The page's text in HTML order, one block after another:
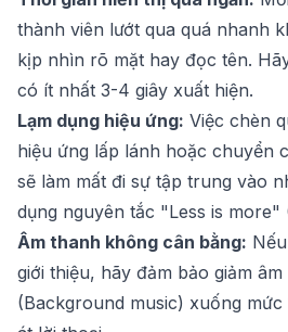
thành viên lướt qua quá nhanh
kịp nhìn rõ mặt hay đọc tên.
có ít nhất 3-4 giây xuất hiện.
Lạm dụng hiệu ứng: Việc chèn
hiệu ứng lấp lánh hoặc chuyển
sẽ làm mất đi sự tập trung vào
dụng nguyên tắc "Less is more"
Âm thanh không cân bằng:
giới thiệu, hãy đảm bảo giảm
(Background music) xuống mức